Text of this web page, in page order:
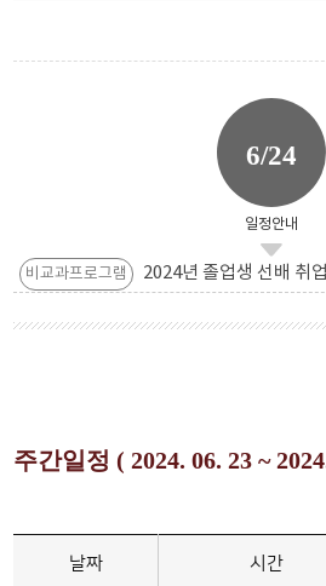
6/24
일정안내
비교과프로그램 2024년 졸업생 선배 취
주간일정 ( 2024. 06. 23 ~
날짜 시간